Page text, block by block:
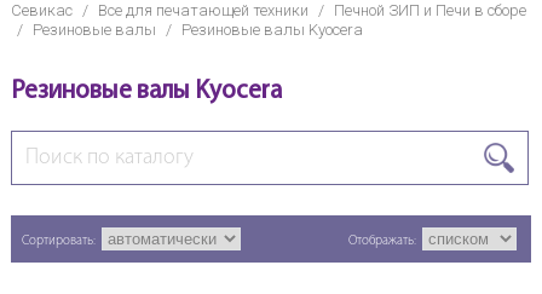
Севикас / Все для печатающей техники /
Печной ЗИП и Печи в сборе
/
Резиновые валы / Резиновые валы Kyocera
Резиновые валы Kyocera
Сортировать: Отображать: